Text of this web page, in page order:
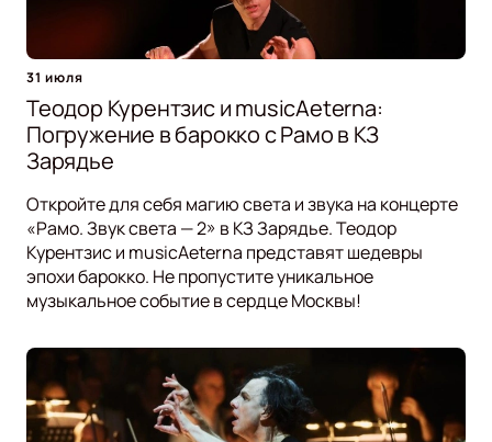
31 июля
Теодор Курентзис и musicAeterna:
Погружение в барокко с Рамо в КЗ
Зарядье
Откройте для себя магию света и звука на концерте
«Рамо. Звук света — 2» в КЗ Зарядье. Теодор
Курентзис и musicAeterna представят шедевры
эпохи барокко. Не пропустите уникальное
музыкальное событие в сердце Москвы!